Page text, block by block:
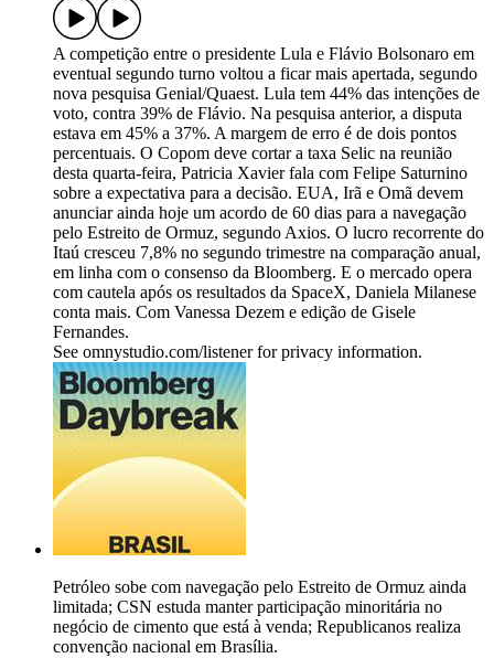
A competição entre o presidente Lula e Flávio Bolsonaro em
eventual segundo turno voltou a ficar mais apertada, segundo
nova pesquisa Genial/Quaest. Lula tem 44% das intenções de
voto, contra 39% de Flávio. Na pesquisa anterior, a disputa
estava em 45% a 37%. A margem de erro é de dois pontos
percentuais. O Copom deve cortar a taxa Selic na reunião
desta quarta-feira, Patricia Xavier fala com Felipe Saturnino
sobre a expectativa para a decisão. EUA, Irã e Omã devem
anunciar ainda hoje um acordo de 60 dias para a navegação
pelo Estreito de Ormuz, segundo Axios. O lucro recorrente do
Itaú cresceu 7,8% no segundo trimestre na comparação anual,
em linha com o consenso da Bloomberg. E o mercado opera
com cautela após os resultados da SpaceX, Daniela Milanese
conta mais. Com Vanessa Dezem e edição de Gisele
Fernandes.
See omnystudio.com/listener for privacy information.
Petróleo sobe com navegação pelo Estreito de Ormuz ainda
limitada; CSN estuda manter participação minoritária no
negócio de cimento que está à venda; Republicanos realiza
convenção nacional em Brasília.